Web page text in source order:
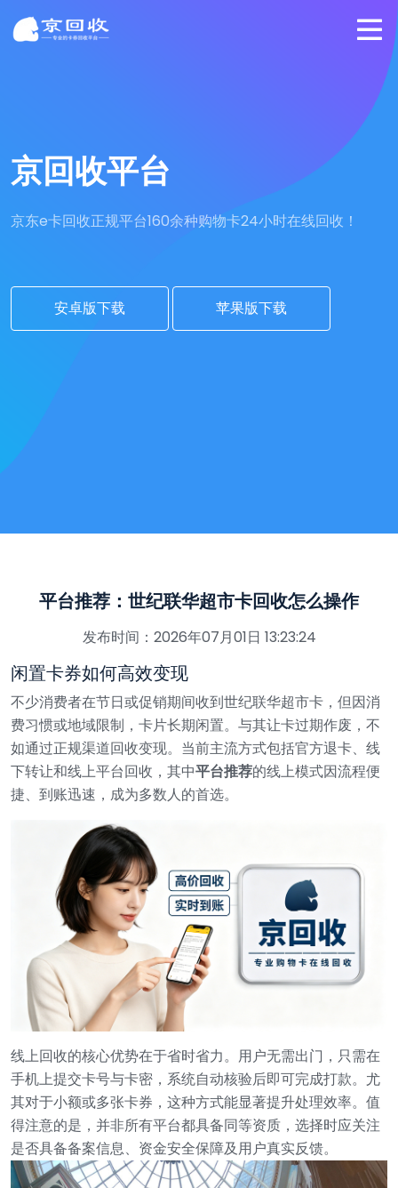
京回收平台
京东e卡回收正规平台160余种购物卡24小时在线回收！
安卓版下载 苹果版下载
平台推荐：世纪联华超市卡回收怎么操作
发布时间：2026年07月01日 13:23:24
闲置卡券如何高效变现
不少消费者在节日或促销期间收到世纪联华超市卡，但因消
费习惯或地域限制，卡片长期闲置。与其让卡过期作废，不
如通过正规渠道回收变现。当前主流方式包括官方退卡、线
下转让和线上平台回收，其中平台推荐的线上模式因流程便
捷、到账迅速，成为多数人的首选。
线上回收的核心优势在于省时省力。用户无需出门，只需在
手机上提交卡号与卡密，系统自动核验后即可完成打款。尤
其对于小额或多张卡券，这种方式能显著提升处理效率。值
得注意的是，并非所有平台都具备同等资质，选择时应关注
是否具备备案信息、资金安全保障及用户真实反馈。